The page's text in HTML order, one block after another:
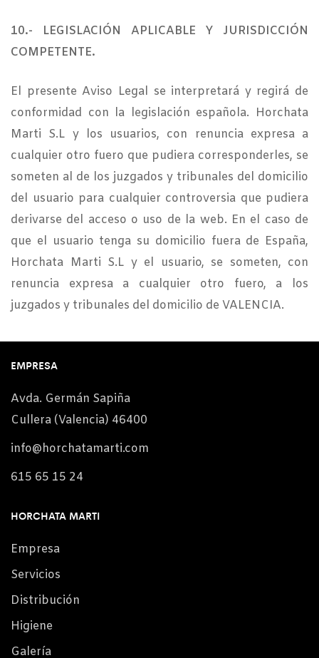
10.- LEGISLACIÓN APLICABLE Y JURISDICCIÓN
COMPETENTE.
El presente Aviso Legal se interpretará y regirá de
conformidad con la legislación española. Horchata
Marti S.L y los usuarios, con renuncia expresa a
cualquier otro fuero que pudiera corresponderles, se
someten al de los juzgados y tribunales del domicilio
del usuario para cualquier controversia que pudiera
derivarse del acceso o uso de la web. En el caso de
que el usuario tenga su domicilio fuera de España,
Horchata Marti S.L y el usuario, se someten, con
renuncia expresa a cualquier otro fuero, a los
juzgados y tribunales del domicilio de VALENCIA.
EMPRESA
Avda. Germán Sapiña
Cullera (Valencia) 46400
info@horchatamarti.com
615 65 15 24
HORCHATA MARTI
Empresa
Servicios
Distribución
Higiene
Galería